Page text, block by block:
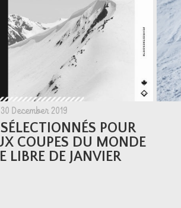
30 December 2019
POUR
COUPES DU MONDE
LIBRE DE JANVIER